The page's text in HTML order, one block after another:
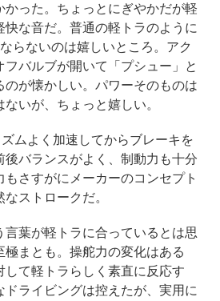
った。ちょっとにぎやかだが軽
快な音だ。普通の軽トラのように
らないのは嬉しいところ。アク
フバルブが開いて「プシュー」と
のが懐かしい。パワーそのものは
いが、ちょっと嬉しい。
ムよく加速してからブレーキを
後バランスがよく、制動力も十分
さすがにメーカーのコンセプト
ストロークだ。
葉が軽トラに合っているとは思
極まとも。操舵力の変化はある
して軽トラらしく素直に反応す
ドライビングは控えたが、実用に